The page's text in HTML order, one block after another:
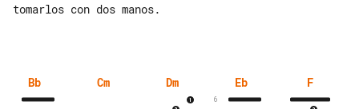
tomarlos con dos manos.
Bb Cm Dm Eb
6
F